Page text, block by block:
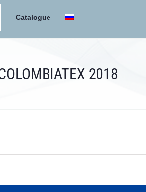
Catalogue
2018